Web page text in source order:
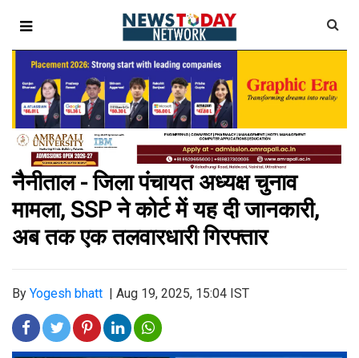
नैनीताल - जिला पंचायत अध्यक्ष चुनाव
मामला, SSP ने कोर्ट में यह दी जानकारी,
अब तक एक तलवारधारी गिरफ्तार
By Yogesh bhatt Aug 19, 2025, 15:04 IST